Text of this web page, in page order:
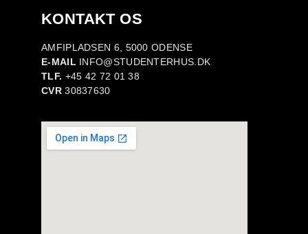
KONTAKT OS
AMFIPLADSEN 6, 5000 ODENSE
E-MAIL INFO@STUDENTERHUS.DK
TLF. +45 42 72 01 38
CVR30837630